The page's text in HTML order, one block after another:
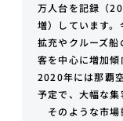
万人台を記録（
増）しています
拡充やクルーズ
客を中心に増加
2020年には那覇
予定で、大幅な集
そのような市場